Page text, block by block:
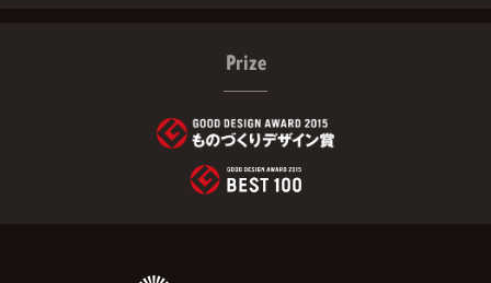
Prize